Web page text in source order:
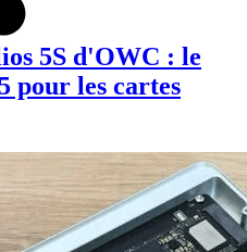
5S d'OWC : le
pour les cartes